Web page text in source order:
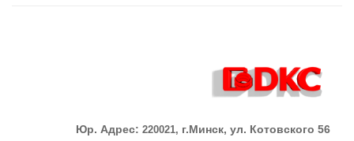
Юр. Адрес: 220021, г.Минск, ул. Котовского 56